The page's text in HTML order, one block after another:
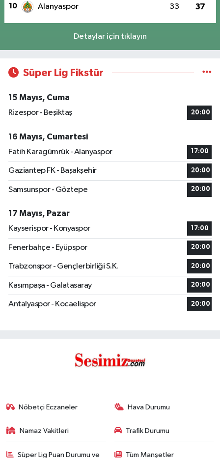
10 Alanyaspor 33 37
Detaylar için tıklayın
Süper Lig Fikstür
15 Mayıs, Cuma
Rizespor - Beşiktaş
20:00
16 Mayıs, Cumartesi
Fatih Karagümrük - Alanyaspor
17:00
Gaziantep FK - Başakşehir 20:00
Samsunspor - Göztepe 20:00
17 Mayıs, Pazar
Kayserispor - Konyaspor
17:00
Fenerbahçe - Eyüpspor 20:00
Trabzonspor - Gençlerbirliği S.K. 20:00
Kasımpaşa - Galatasaray 20:00
Antalyaspor - Kocaelispor 20:00
Nöbetçi Eczaneler Hava Durumu
Namaz Vakitleri Trafik Durumu
Süper Lig Puan Durumu ve Tüm Manşetler